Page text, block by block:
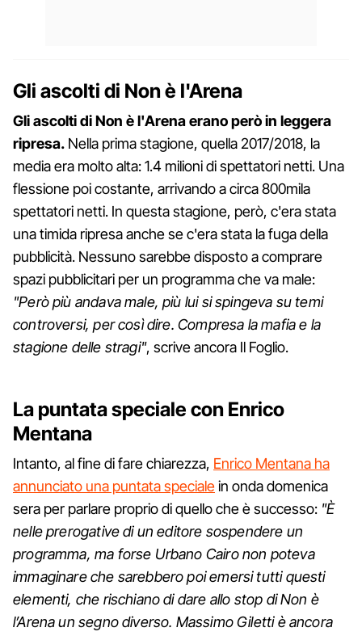
Gli ascolti di Non è l'Arena
Gli ascolti di Non è l'Arena erano però in leggera
ripresa. Nella prima stagione, quella 2017/2018, la
media era molto alta: 1.4 milioni di spettatori netti. Una
flessione poi costante, arrivando a circa 800mila
spettatori netti. In questa stagione, però, c'era stata
una timida ripresa anche se c'era stata la fuga della
pubblicità. Nessuno sarebbe disposto a comprare
spazi pubblicitari per un programma che va male:
"Però più andava male, più lui si spingeva su temi
controversi, per così dire. Compresa la mafia e la
stagione delle stragi", scrive ancora Il Foglio.
La puntata speciale con Enrico
Mentana
Intanto, al fine di fare chiarezza, Enrico Mentana ha
annunciato una puntata specialein onda domenica
sera per parlare proprio di quello che è successo: "È
nelle prerogative di un editore sospendere un
programma, ma forse Urbano Cairo non poteva
immaginare che sarebbero poi emersi tutti questi
elementi, che rischiano di dare allo stop di Non è
l’Arena un segno diverso. Massimo Giletti è ancora